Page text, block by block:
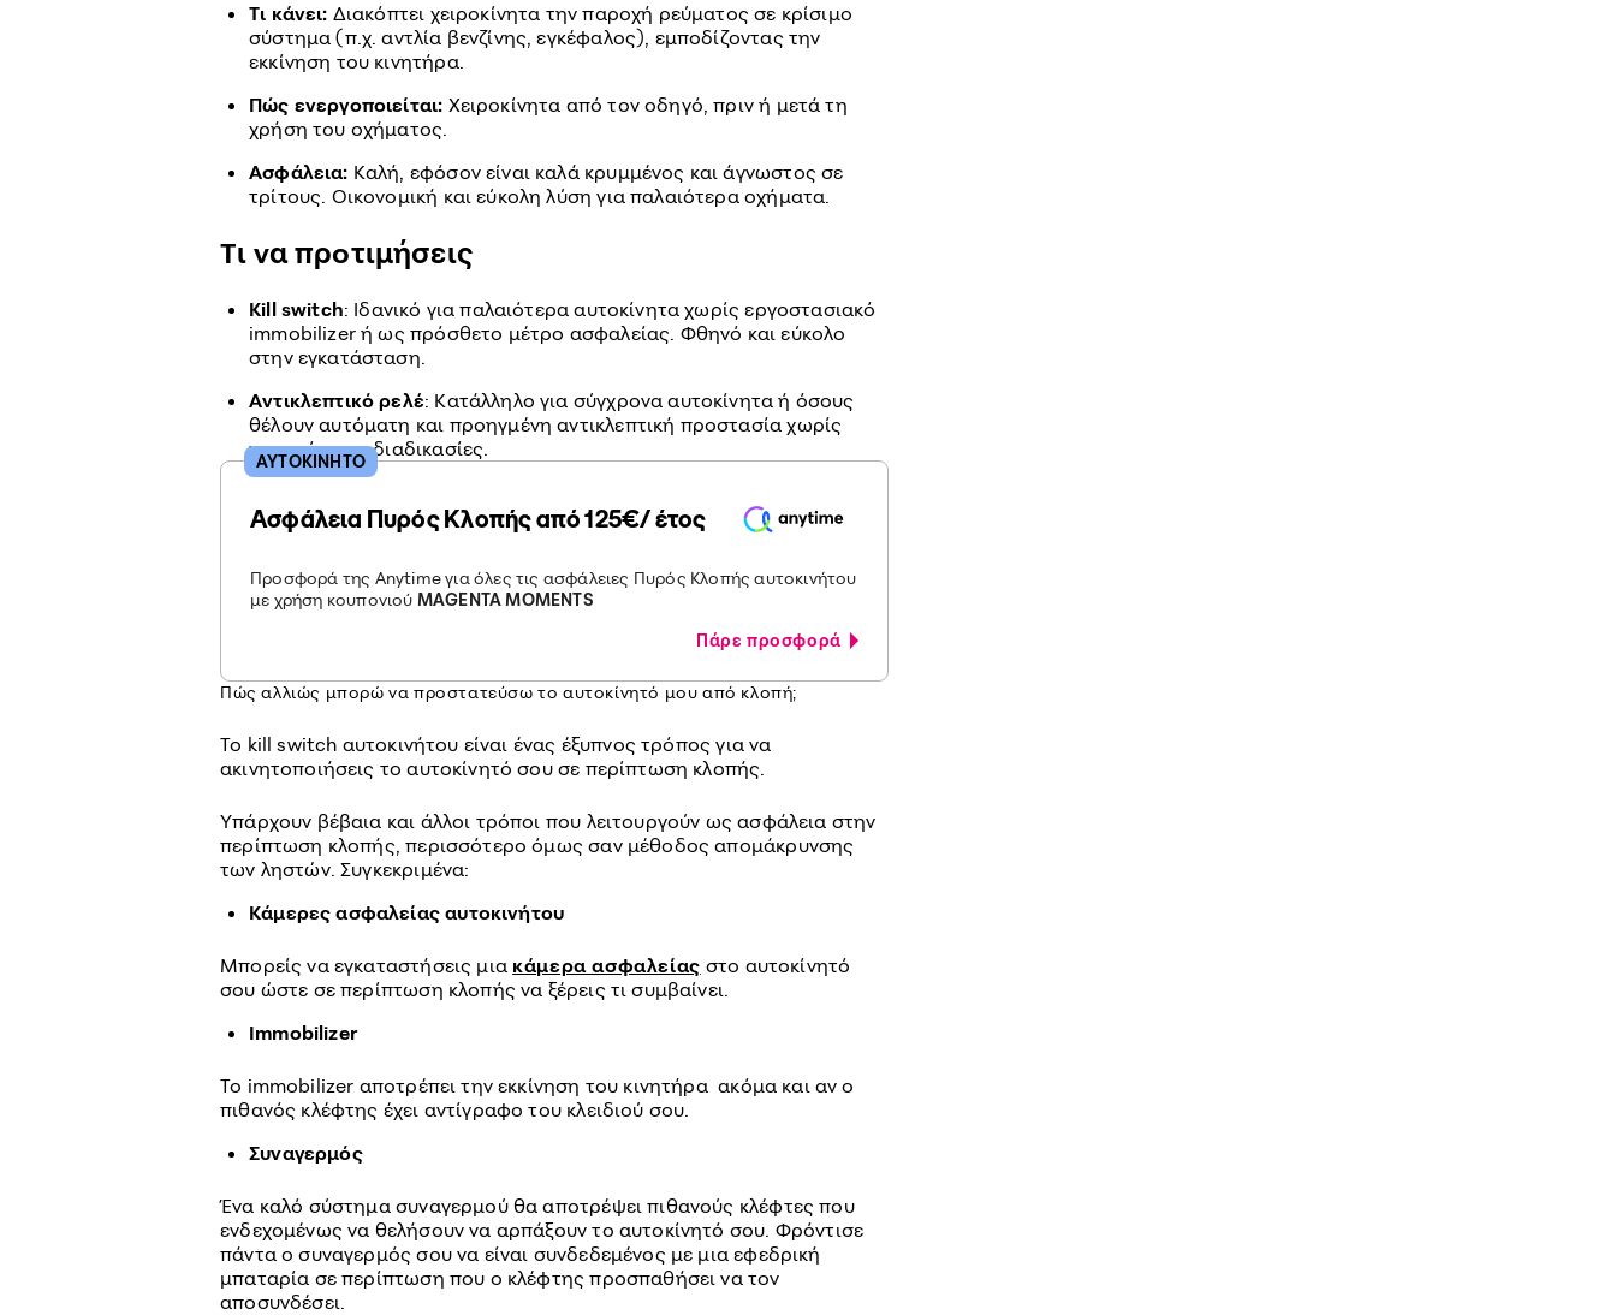
Τι κάνει: Διακόπτει χειροκίνητα την παροχή ρεύματος σε κρίσιμο
σύστημα (π.χ. αντλία βενζίνης, εγκέφαλος), εμποδίζοντας την
εκκίνηση του κινητήρα.
Πώς ενεργοποιείται: Χειροκίνητα από τον οδηγό, πριν ή μετά τη
χρήση του οχήματος.
Ασφάλεια: Καλή, εφόσον είναι καλά κρυμμένος και άγνωστος σε
τρίτους. Οικονομική και εύκολη λύση για παλαιότερα οχήματα.
Τι να προτιμήσεις
Kill switch: Ιδανικό για παλαιότερα αυτοκίνητα χωρίς εργοστασιακό
immobilizer ή ως πρόσθετο μέτρο ασφαλείας. Φθηνό και εύκολο
στην εγκατάσταση.
Αντικλεπτικό ρελέ: Κατάλληλο για σύγχρονα αυτοκίνητα ή όσους
θέλουν αυτόματη και προηγμένη αντικλεπτική προστασία χωρίς
χειροκίνητες διαδικασίες.
Ασφάλεια Πυρός Κλοπής από 125€/ έτος
Προσφορά της Anytime για όλες τις ασφάλειες Πυρός Κλοπής αυτοκινήτου
με χρήση κουπονιού MAGENTA MOMENTS
Πάρε προσφορά
ΑΥΤΟΚΙΝΗΤΟ
Πώς αλλιώς μπορώ να προστατεύσω το αυτοκίνητό μου από κλοπή;
Το kill switch αυτοκινήτου είναι ένας έξυπνος τρόπος για να
ακινητοποιήσεις το αυτοκίνητό σου σε περίπτωση κλοπής.
Υπάρχουν βέβαια και άλλοι τρόποι που λειτουργούν ως ασφάλεια στην
περίπτωση κλοπής, περισσότερο όμως σαν μέθοδος απομάκρυνσης
των ληστών. Συγκεκριμένα:
Κάμερες ασφαλείας αυτοκινήτου
Μπορείς να εγκαταστήσεις μια κάμερα ασφαλείας στο αυτοκίνητό
σου ώστε σε περίπτωση κλοπής να ξέρεις τι συμβαίνει.
Immobilizer
To immobilizer αποτρέπει την εκκίνηση του κινητήρα ακόμα και αν ο
πιθανός κλέφτης έχει αντίγραφο του κλειδιού σου.
Συναγερμός
Ένα καλό σύστημα συναγερμού θα αποτρέψει πιθανούς κλέφτες που
ενδεχομένως να θελήσουν να αρπάξουν το αυτοκίνητό σου. Φρόντισε
πάντα ο συναγερμός σου να είναι συνδεδεμένος με μια εφεδρική
μπαταρία σε περίπτωση που ο κλέφτης προσπαθήσει να τον
αποσυνδέσει.